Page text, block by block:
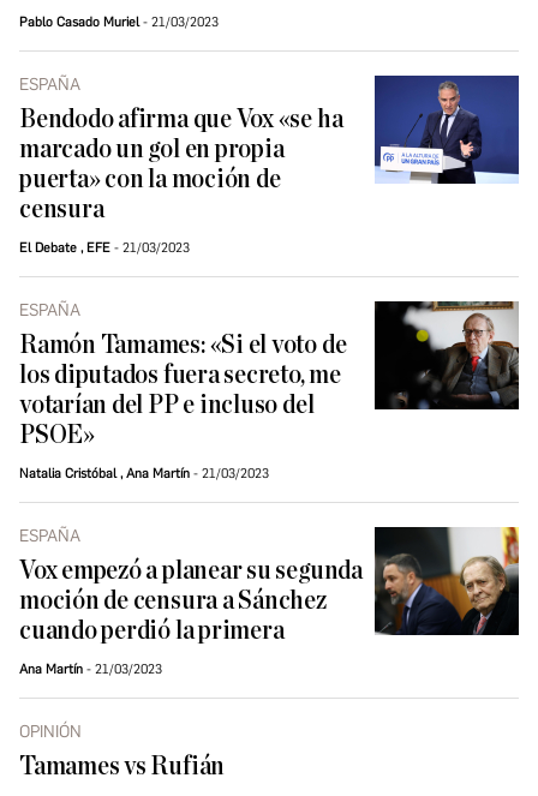
Pablo Casado Muriel 21/03/2023
ESPAÑA
Bendodo afirma que Vox «se ha
marcado un gol en propia
puerta» con la moción de
censura
El Debate , EFE 21/03/2023
ESPAÑA
Ramón Tamames: «Si el voto de
los diputados fuera secreto, me
votarían del PP e incluso del
PSOE»
Natalia Cristóbal,Ana Martín 21/03/2023
ESPAÑA
Vox empezó a planear su segunda
moción de censura a Sánchez
cuando perdió la primera
Ana Martín 21/03/2023
OPINIÓN
Tamames vs Rufián